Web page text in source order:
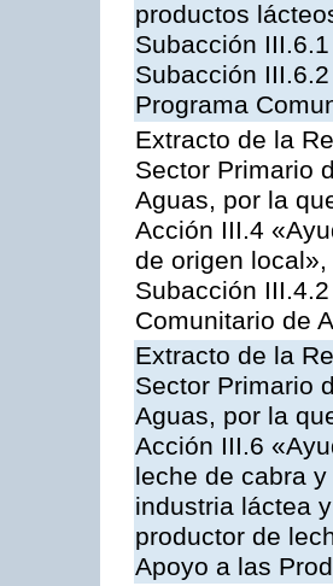
productos
Subacción
Subacción
Programa
Extracto de la
Sector Primario
Aguas, por la
Acción III.4
de origen
Subacción
Comunitario de
Extracto de la
Sector Primario
Aguas, por la
Acción III.6
leche de cabra
industria láctea
productor de
Apoyo a las